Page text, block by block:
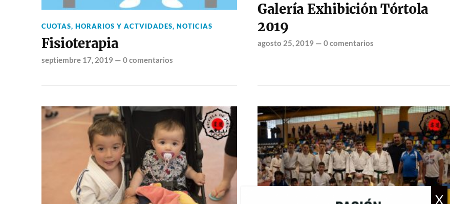
CUOTAS, HORARIOS Y ACTVIDADES, NOTICIAS
Fisioterapia
septiembre 17, 2019— 0 comentarios
Galería Exhibición Tórtola
2019
agosto 25, 2019— 0 comentarios